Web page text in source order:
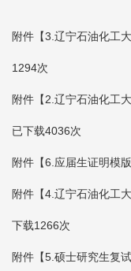
附件【3.辽宁石油化工
1294次
附件【2.辽宁石油化工
已下载4036次
附件【6.应届生证明模
附件【4.辽宁石油化工
下载1266次
附件【5.硕士研究生复